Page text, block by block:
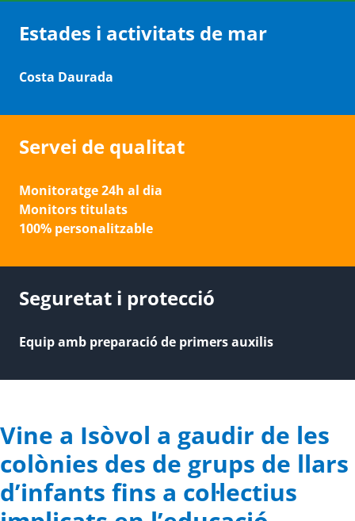
Estades i activitats de mar
Costa Daurada
Servei de qualitat
Monitoratge 24h al dia
Monitors titulats
100% personalitzable
Seguretat i protecció
Equip amb preparació de primers auxilis
Vine a Isòvol a gaudir de les
colònies des de grups de llars
d’infants fins a col·lectius